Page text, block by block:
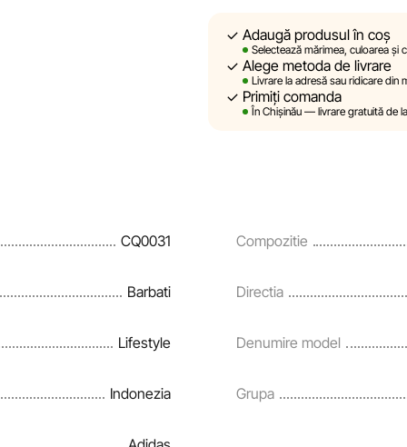
linkuri pe site-ul nostru.
Sportlandia își rezervă dreptul
prealabilă, descrierile,
site sunt simulate și au un
și corecta prompt eventualele
Adaugă produsul în coș
Selectează mărimea, culoarea și
Alege metoda de livrare
Livrare la adresă sau ridicare din
Primiți comanda
În Chișinău — livrare gratuită de
CQ0031 Compozitie
Barbati Directia
Lifestyle Denumire model
Indonezia Grupa